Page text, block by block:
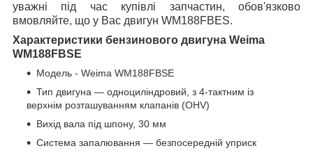
уважні під час купівлі запчастин, обов'язково
вмовляйте, що у Вас двигун WM188FBES.
Характеристики бензинового двигуна Weima
WM188FBSE
Модель - Weima WM188FBSE
Тип двигуна — одноциліндровий, з 4-тактним із
верхнім розташуванням клапанів (ОНV)
Вихід вала під шпону, 30 мм
Система запалювання — безпосередній уприск